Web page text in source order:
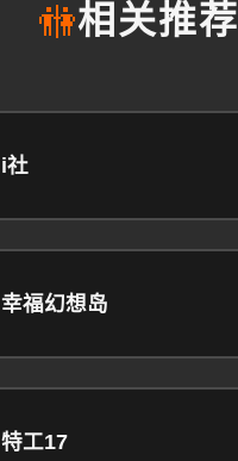
🚻相关推荐
i社
幸福幻想岛
特工17